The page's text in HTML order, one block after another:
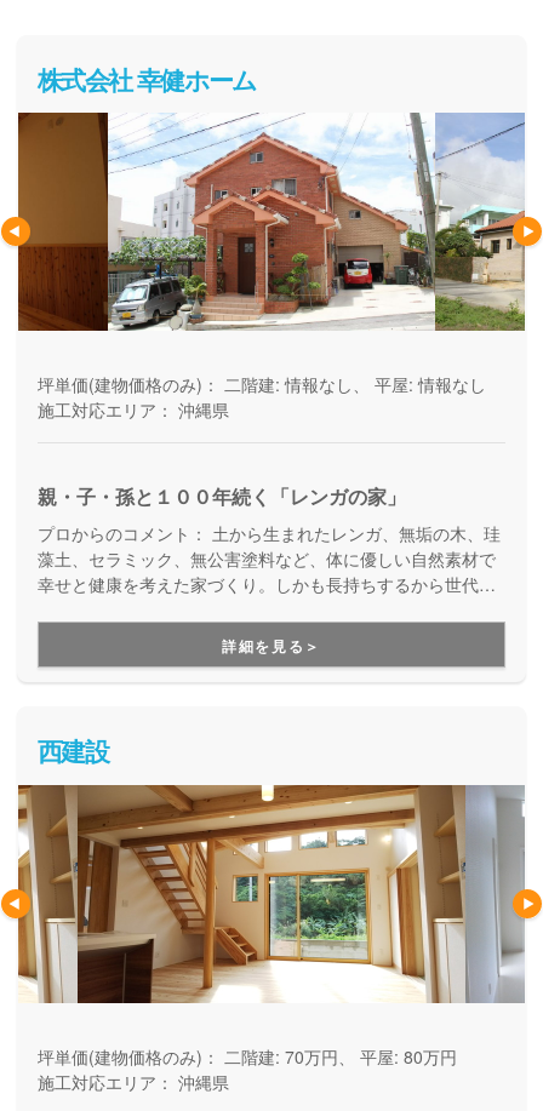
株式会社 幸健ホーム
坪単価(建物価格のみ)： 二階建: 情報なし、 平屋: 情報なし
施工対応エリア： 沖縄県
親・子・孫と１００年続く「レンガの家」
プロからのコメント： 土から生まれたレンガ、無垢の木、珪
藻土、セラミック、無公害塗料など、体に優しい自然素材で
幸せと健康を考えた家づくり。しかも長持ちするから世代を
憧れの方にオススメです。詳細を見る＞
西建設
坪単価(建物価格のみ)： 二階建: 70万円、 平屋: 80万円
施工対応エリア： 沖縄県